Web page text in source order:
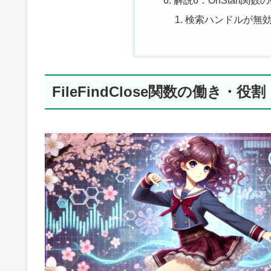
検索ハンドルが無
FileFindClose関数の働き・役割